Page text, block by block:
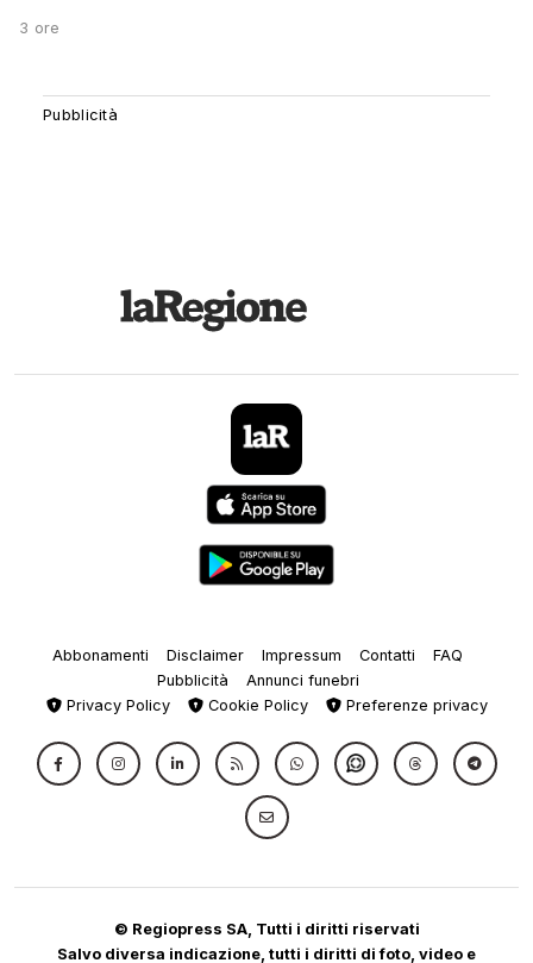
3 ore
Abbonamenti Disclaimer Impressum Contatti
FAQ
Pubblicità
Annunci funebri
Privacy Policy
Cookie Policy Preferenze privacy
© Regiopress SA, Tutti i diritti riservati
Salvo diversa indicazione, tutti i diritti di foto, video e